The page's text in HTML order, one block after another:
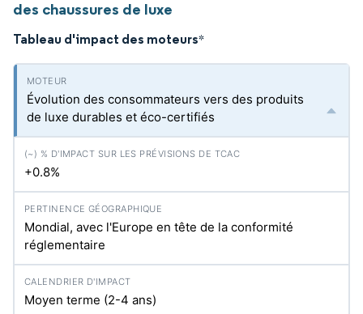
des chaussures de luxe
Tableau d'impact des moteurs*
Évolution des consommateurs vers des produits
de luxe durables et éco-certifiés
+0.8%
Mondial, avec l'Europe en tête de la conformité
réglementaire
Moyen terme (2-4 ans)